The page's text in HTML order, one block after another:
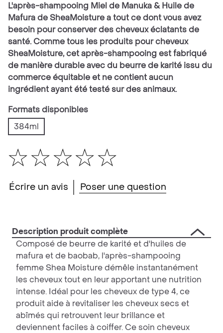
L'après-shampooing Miel de Manuka & Huile de
Mafura de SheaMoisture a tout ce dont vous avez
besoin pour conserver des cheveux éclatants de
santé. Comme tous les produits pour cheveux
SheaMoisture, cet après-shampooing est fabriqué
de manière durable avec du beurre de karité issu du
commerce équitable et ne contient aucun
ingrédient ayant été testé sur des animaux.
Formats disponibles
384ml
Aucune
évaluation
soumise
ce
Écrire un avis Poser une question
Description produit complète
Composé de beurre de karité et d'huiles de
mafura et de baobab, l'après-shampooing
femme Shea Moisture démêle instantanément
les cheveux tout en leur apportant une nutrition
intense. Idéal pour les cheveux de type 4, ce
produit aide à revitaliser les cheveux secs et
abîmés qui retrouvent leur brillance et
deviennent faciles à coiffer. Ce soin cheveux